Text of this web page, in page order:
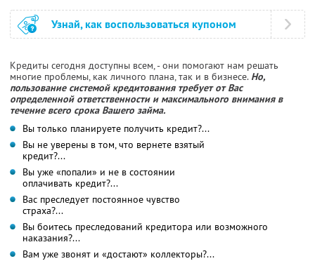
Узнай, как воспользоваться купоном
Кредиты сегодня доступны всем, - они помогают нам решать
многие проблемы, как личного плана, так и в бизнесе. Но,
пользование системой кредитования требует от Вас
определенной ответственности и максимального внимания в
течение всего срока Вашего займа.
Вы только планируете получить кредит?...
Вы не уверены в том, что вернете взятый
кредит?...
Вы уже «попали» и не в состоянии
оплачивать кредит?...
Вас преследует постоянное чувство
страха?...
Вы боитесь преследований кредитора или возможного
наказания?...
Вам уже звонят и «достают» коллекторы?...